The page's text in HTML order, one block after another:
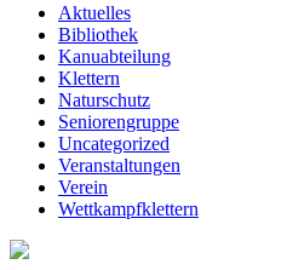
Aktuelles
Bibliothek
Kanuabteilung
Klettern
Naturschutz
Seniorengruppe
Uncategorized
Veranstaltungen
Verein
Wettkampfklettern